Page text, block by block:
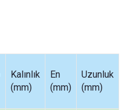
Kalınlık
(mm)
En
(mm)
Uzunluk
(mm)